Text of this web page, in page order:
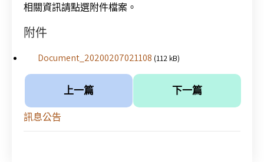
相關資訊請點選附件檔案。
附件
Document_20200207021108 (112 kB)
上一篇 下一篇
訊息公告